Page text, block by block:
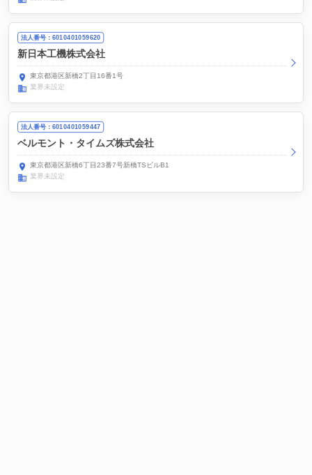
法人番号：6010401059620
新日本工機株式会社
東京都港区新橋2丁目16番1号
業界未設定
法人番号：6010401059447
ベルモント・タイムズ株式会社
東京都港区新橋6丁目23番7号新橋TSビルB1
業界未設定